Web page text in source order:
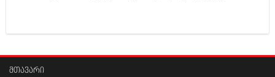
მთავარი